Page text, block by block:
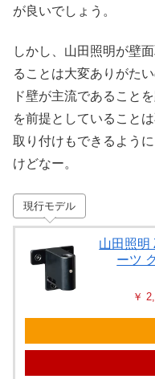
が良いでしょう。
しかし、山田照明が壁
ることは大変ありがた
ド壁が主流であること
を前提としていること
取り付けもできるよう
けどなー。
現行モデル
山田照明
ーツ
￥